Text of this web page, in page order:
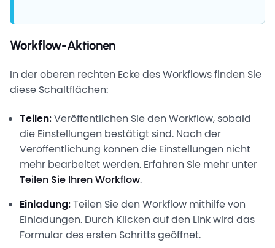
Workflow-Aktionen
In der oberen rechten Ecke des Workflows finden Sie
diese Schaltflächen:
Teilen:Veröffentlichen Sie den Workflow, sobald
die Einstellungen bestätigt sind. Nach der
Veröffentlichung können die Einstellungen nicht
mehr bearbeitet werden. Erfahren Sie mehr unter
Teilen Sie Ihren Workflow.
Einladung:Teilen Sie den Workflow mithilfe von
Einladungen. Durch Klicken auf den Link wird das
Formular des ersten Schritts geöffnet.